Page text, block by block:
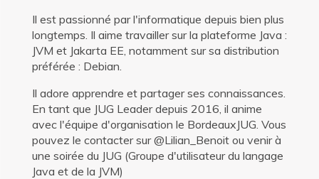
Il est passionné par l'informatique depuis bien plus
longtemps. Il aime travailler sur la plateforme Java :
JVM et Jakarta EE, notamment sur sa distribution
préférée : Debian.
Il adore apprendre et partager ses connaissances.
En tant que JUG Leader depuis 2016, il anime
avec l'équipe d'organisation le BordeauxJUG. Vous
pouvez le contacter sur @Lilian_Benoit ou venir à
une soirée du JUG (Groupe d'utilisateur du langage
Java et de la JVM)